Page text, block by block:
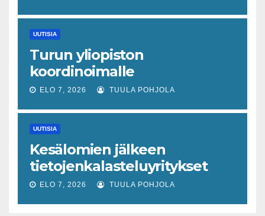
UUTISIA
Turun yliopiston
koordinoimalle
tohtoriverkostolle 4,4
tulevaisuuden virusuhkien
varhaiseen tunnistamiseen
ELO 7, 2026 TUULA POHJOLA
UUTISIA
Kesälomien jälkeen
tietojenkalasteluyritykset
lisääntyvät
ELO 7, 2026 TUULA POHJOLA